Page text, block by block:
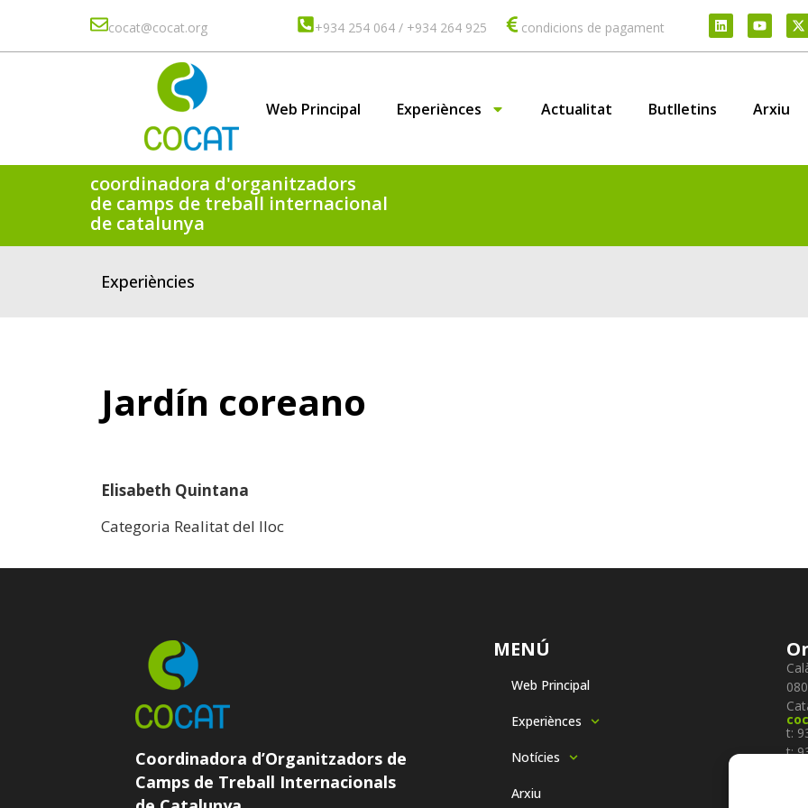
cocat@cocat.org +934 254 064 / +934 264 925 condicions de pagament
Web Principal Experiènces Actualitat Butlletins Arxiu
coordinadora d'organitzadors
de camps de treball internacional
de catalunya
Experiències
Jardín coreano
Elisabeth Quintana
Categoria Realitat del lloc
Coordinadora d’Organitzadors de
Camps de Treball Internacionals
MENÚ
Web Principal
Experiènces
Notícies
Arxiu
t:
t: